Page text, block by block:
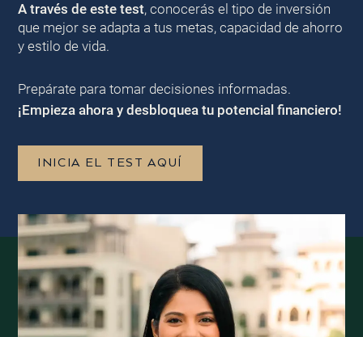
A través de este test, conocerás el tipo de inversión
que mejor se adapta a tus metas, capacidad de ahorro
y estilo de vida.
Prepárate para tomar decisiones informadas.
¡Empieza ahora y desbloquea tu potencial financiero!
INICIA EL TEST AQUÍ